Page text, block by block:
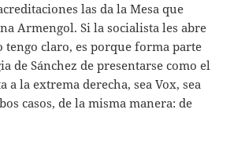
las da la Mesa que
Armengol. Si la socialista les abre
tengo claro, es porque forma parte
de Sánchez de presentarse como el
a la extrema derecha, sea Vox, sea
casos, de la misma manera: de